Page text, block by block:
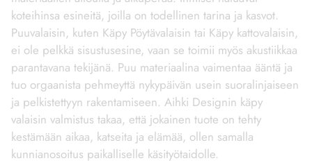
koteihinsa esineitä, joilla on todellinen tarina ja kasvot.
Puuvalaisin, kuten Käpy Pöytävalaisin tai Käpy kattovalaisin,
ei ole pelkkä sisustusesine, vaan se toimii myös akustiikkaa
parantavana tekijänä. Puu materiaalina vaimentaa ääntä ja
tuo orgaanista pehmeyttä nykypäivän usein suoralinjaiseen
ja pelkistettyyn rakentamiseen. Aihki Designin käpy
valaisin valmistus takaa, että jokainen tuote on tehty
kestämään aikaa, katseita ja elämää, ollen samalla
kunnianosoitus paikalliselle käsityötaidolle.